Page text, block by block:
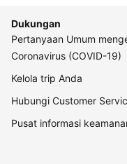
Dukungan
Pertanyaan Umum
Coronavirus (COVID-19)
Kelola trip Anda
Hubungi Customer
Pusat informasi